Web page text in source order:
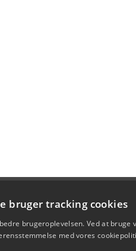
bruger tracking cookies
brugeroplevelsen. Ved at bruge
med vores